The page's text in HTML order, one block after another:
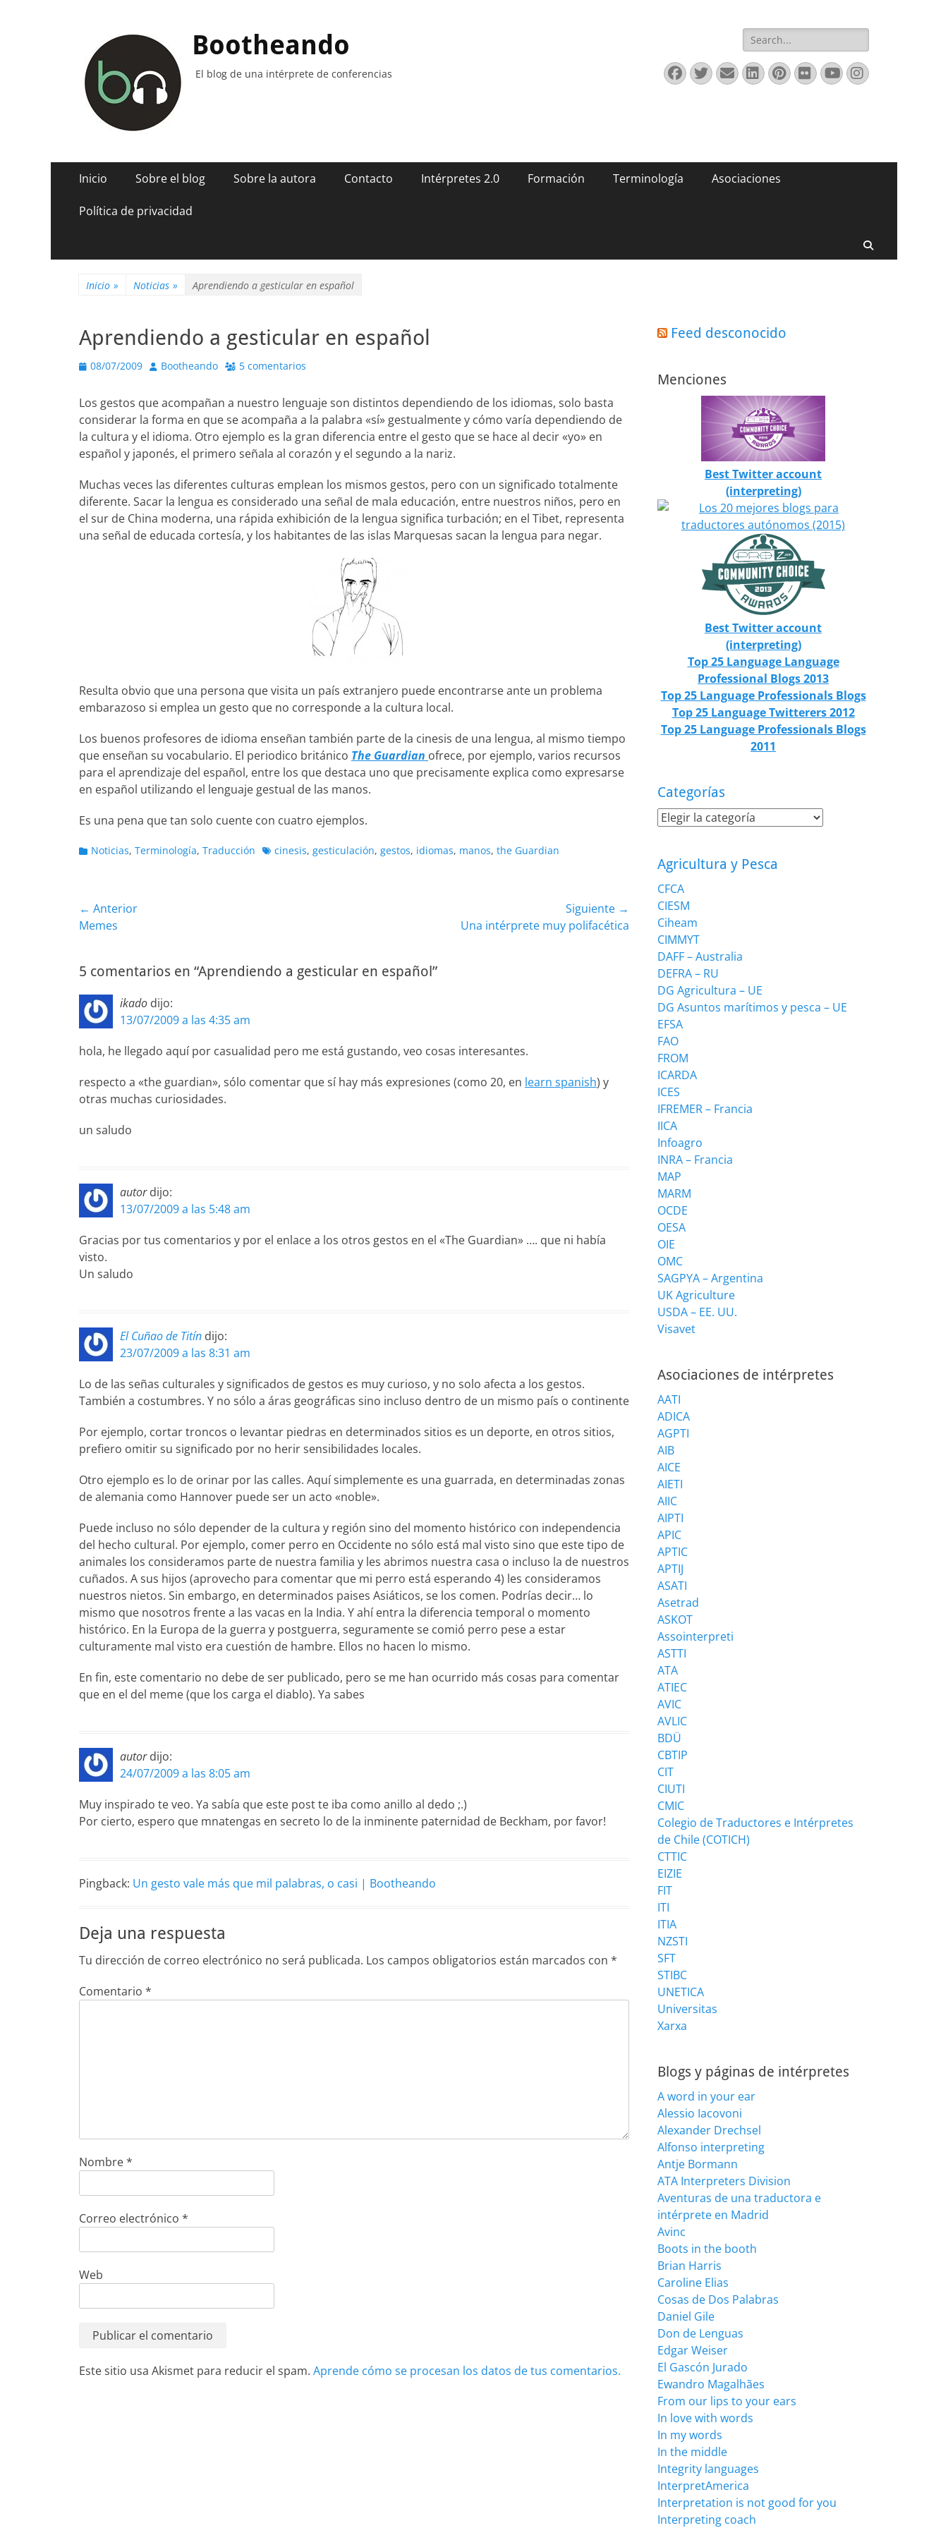
Bootheando
El blog de una intérprete de conferencias
Buscar:
Facebook
Twitter
Correo
electrónico
LinkedIn
Pinterest
FlickrYouTube
Instagram
Menú
Saltar
contenido
Inicio Sobre el blog Sobre la autora Contacto Intérpretes 2.0 Formación Terminología Asociaciones
Política de privacidad
Inicio » Noticias » Aprendiendo a gesticular en español
Aprendiendo a gesticular en español
Publicado
08/07/2009 AutorBootheando 5 comentarios
Los gestos que acompañan a nuestro lenguaje son distintos dependiendo de los idiomas, solo basta
considerar la forma en que se acompaña a la palabra «sí» gestualmente y cómo varía dependiendo de
la cultura y el idioma. Otro ejemplo es la gran diferencia entre el gesto que se hace al decir «yo» en
español y japonés, el primero señala al corazón y el segundo a la nariz.
Muchas veces las diferentes culturas emplean los mismos gestos, pero con un significado totalmente
diferente. Sacar la lengua es considerado una señal de mala educación, entre nuestros niños, pero en
el sur de China moderna, una rápida exhibición de la lengua significa turbación; en el Tibet, representa
una señal de educada cortesía, y los habitantes de las islas Marquesas sacan la lengua para negar.
Resulta obvio que una persona que visita un país extranjero puede encontrarse ante un problema
embarazoso si emplea un gesto que no corresponde a la cultura local.
Los buenos profesores de idioma enseñan también parte de la cinesis de una lengua, al mismo tiempo
que enseñan su vocabulario. El periodico británico The Guardian ofrece, por ejemplo, varios recursos
para el aprendizaje del español, entre los que destaca uno que precisamente explica como expresarse
en español utilizando el lenguaje gestual de las manos.
Es una pena que tan solo cuente con cuatro ejemplos.
Categorias
Noticias, Terminología, Traducción Etiquetas
cinesis, gesticulación, gestos, idiomas, manos, the Guardian
Navegación
de
entradas
← Anterior
Entrada
Memes
Siguiente →
Una intérprete muy polifacética
5 comentarios en “Aprendiendo a gesticular en español”
ikado dijo:
13/07/2009 a las 4:35 am
hola, he llegado aquí por casualidad pero me está gustando, veo cosas interesantes.
respecto a «the guardian», sólo comentar que sí hay más expresiones (como 20, en learn spanish) y
otras muchas curiosidades.
un saludo
autor dijo:
13/07/2009 a las 5:48 am
Gracias por tus comentarios y por el enlace a los otros gestos en el «The Guardian» …. que ni había
visto.
Un saludo
El Cuñao de Titín dijo:
23/07/2009 a las 8:31 am
Lo de las señas culturales y significados de gestos es muy curioso, y no solo afecta a los gestos.
También a costumbres. Y no sólo a áras geográficas sino incluso dentro de un mismo país o continente
Por ejemplo, cortar troncos o levantar piedras en determinados sitios es un deporte, en otros sitios,
prefiero omitir su significado por no herir sensibilidades locales.
Otro ejemplo es lo de orinar por las calles. Aquí simplemente es una guarrada, en determinadas zonas
de alemania como Hannover puede ser un acto «noble».
Puede incluso no sólo depender de la cultura y región sino del momento histórico con independencia
del hecho cultural. Por ejemplo, comer perro en Occidente no sólo está mal visto sino que este tipo de
animales los consideramos parte de nuestra familia y les abrimos nuestra casa o incluso la de nuestros
cuñados. A sus hijos (aprovecho para comentar que mi perro está esperando 4) les consideramos
nuestros nietos. Sin embargo, en determinados paises Asiáticos, se los comen. Podrías decir… lo
mismo que nosotros frente a las vacas en la India. Y ahí entra la diferencia temporal o momento
histórico. En la Europa de la guerra y postguerra, seguramente se comió perro pese a estar
culturamente mal visto era cuestión de hambre. Ellos no hacen lo mismo.
En fin, este comentario no debe de ser publicado, pero se me han ocurrido más cosas para comentar
que en el del meme (que los carga el diablo). Ya sabes
autor dijo:
24/07/2009 a las 8:05 am
Muy inspirado te veo. Ya sabía que este post te iba como anillo al dedo ;.)
Por cierto, espero que mnatengas en secreto lo de la inminente paternidad de Beckham, por favor!
Pingback: Un gesto vale más que mil palabras, o casi | Bootheando
Deja una respuesta
Tu dirección de correo electrónico no será publicada. Los campos obligatorios están marcados con *
Comentario *
Nombre*
Correo electrónico *
Web
Este sitio usa Akismet para reducir el spam. Aprende cómo se procesan los datos de tus comentarios.
Feed desconocido
Menciones
Best Twitter account
(interpreting)
Best Twitter account
(interpreting)
Top 25 Language Language
Professional Blogs 2013
Top 25 Language Professionals Blogs
Top 25 Language Twitterers 2012
Top 25 Language Professionals Blogs
2011
Categorías
Categorías
Agricultura y Pesca
CFCA
CIESM
Ciheam
CIMMYT
DAFF – Australia
DEFRA – RU
DG Agricultura – UE
DG Asuntos marítimos y pesca – UE
EFSA
FAO
FROM
ICARDA
ICES
IFREMER – Francia
IICA
Infoagro
INRA – Francia
MAP
MARM
OCDE
OESA
OIE
OMC
SAGPYA – Argentina
UK Agriculture
USDA – EE. UU.
Visavet
Asociaciones de intérpretes
AATI
ADICA
AGPTI
AIB
AICE
AIETI
AIIC
AIPTI
APIC
APTIC
APTIJ
ASATI
Asetrad
ASKOT
Assointerpreti
ASTTI
ATA
ATIEC
AVIC
AVLIC
BDÜ
CBTIP
CIT
CIUTI
CMIC
Colegio de Traductores e Intérpretes
de Chile (COTICH)
CTTIC
EIZIE
FIT
ITI
ITIA
NZSTI
SFT
STIBC
UNETICA
Universitas
Xarxa
Blogs y páginas de intérpretes
A word in your ear
Alessio Iacovoni
Alexander Drechsel
Alfonso interpreting
Antje Bormann
ATA Interpreters Division
Aventuras de una traductora e
intérprete en Madrid
Avinc
Boots in the booth
Brian Harris
Caroline Elias
Cosas de Dos Palabras
Daniel Gile
Don de Lenguas
Edgar Weiser
El Gascón Jurado
Ewandro Magalhães
From our lips to your ears
In love with words
In my words
In the middle
Integrity languages
InterpretAmerica
Interpretation is not good for you
Interpreting coach